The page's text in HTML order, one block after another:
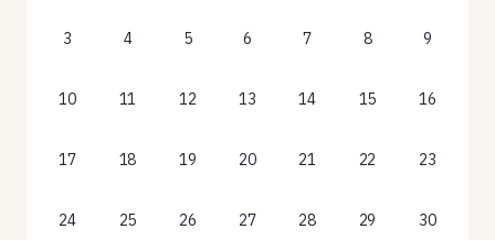
3 4 5 6 7 8 9
10 11 12 13 14 15 16
17 18 19 20 21 22 23
24 25 26 27 28 29 30